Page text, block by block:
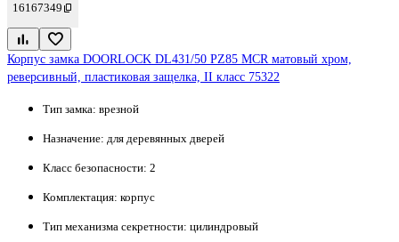
16167349
Корпус замка DOORLOCK DL431/50 PZ85 MCR матовый хром,
реверсивный, пластиковая защелка, II класс 75322
Тип замка: врезной
Назначение: для деревянных дверей
Класс безопасности: 2
Комплектация: корпус
Тип механизма секретности: цилиндровый